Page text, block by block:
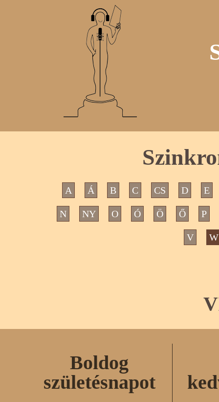
A Á B C CS D E
N NY O Ó Ö Ő P
V W
Boldog
születésnapot